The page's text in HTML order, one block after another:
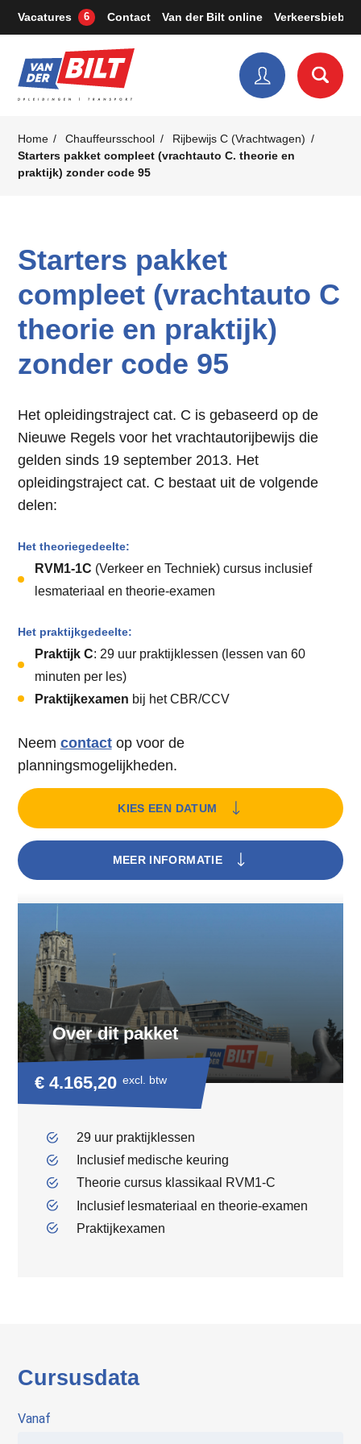
Vacatures 6 Contact Van der Bilt online Verkeersbieb
Home Chauffeursschool
Rijbewijs C (Vrachtwagen)
Starters pakket compleet (vrachtauto C. theorie en
praktijk) zonder code 95
Starters pakket
compleet (vrachtauto C
theorie en praktijk)
zonder code 95
Het opleidingstraject cat. C is gebaseerd op de
Nieuwe Regels voor het vrachtautorijbewijs die
gelden sinds 19 september 2013. Het
opleidingstraject cat. C bestaat uit de volgende
delen:
Het theoriegedeelte:
RVM1-1C (Verkeer en Techniek) cursus inclusief
lesmateriaal en theorie-examen
Het praktijkgedeelte:
Praktijk C: 29 uur praktijklessen (lessen van 60
minuten per les)
Praktijkexamen bij het CBR/CCV
Neem contactop voor de
planningsmogelijkheden.
KIES EEN DATUM
MEER INFORMATIE
Over dit pakket
€ 4.165,20 excl. btw
29 uur praktijklessen
Inclusief medische keuring
Theorie cursus klassikaal RVM1-C
Inclusief lesmateriaal en theorie-examen
Praktijkexamen
Cursusdata
Vanaf